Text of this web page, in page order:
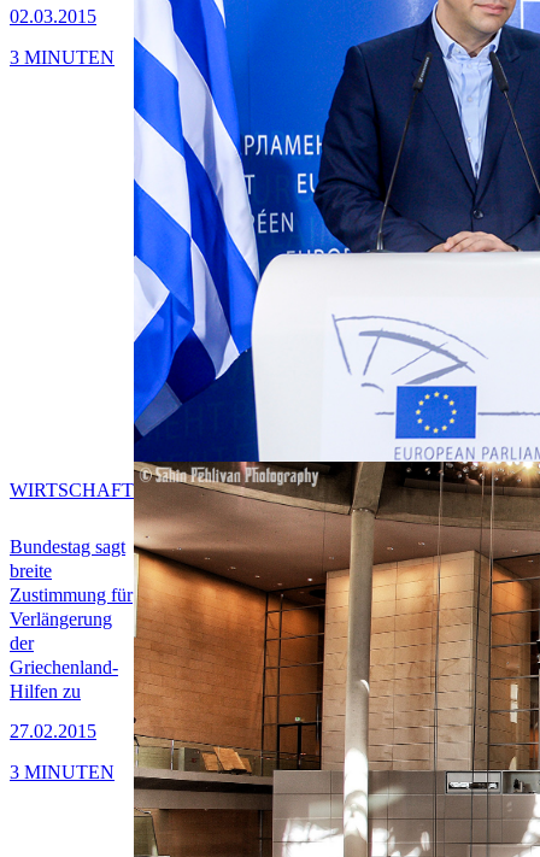
02.03.2015
3 MINUTEN
Bundestag sagt
breite
Zustimmung für
Verlängerung
der
Griechenland-
Hilfen zu
27.02.2015
WIRTSCHAFT
3 MINUTEN